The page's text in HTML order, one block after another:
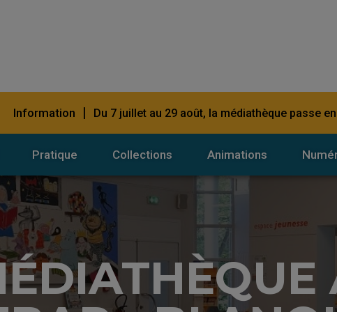
Information | Du 7 juillet au 29 août, la médiathèque passe
Pratique Collections Animations